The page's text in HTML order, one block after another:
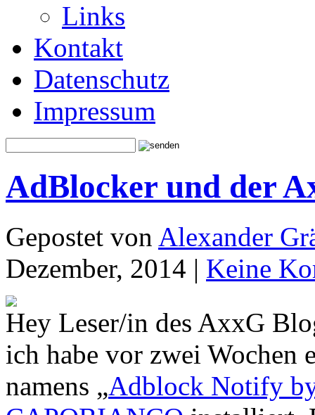
Links
Kontakt
Datenschutz
Impressum
AdBlocker und der
Gepostet von Alexander
Dezember, 2014 | Keine
Hey Leser/in des AxxG
ich habe vor zwei Wochen
namens „Adblock Notify